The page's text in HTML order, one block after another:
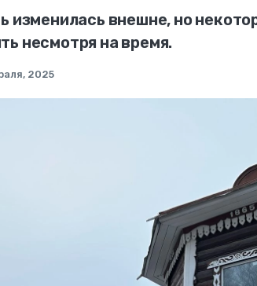
изменилась внешне, но
несмотря на время.
2025